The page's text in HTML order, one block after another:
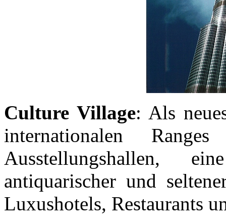
Culture Village: Als
internationalen
Ausstellungshallen,
antiquarischer und
Luxushotels, Restaurants